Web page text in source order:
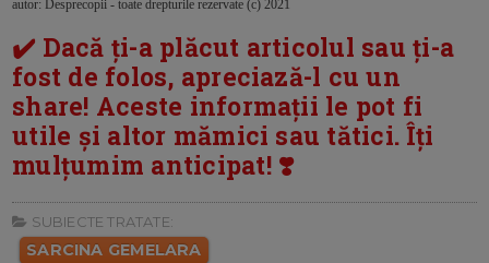
autor: Desprecopii - toate drepturile rezervate (c) 2021
✔️ Dacă ți-a plăcut articolul sau ți-a
fost de folos, apreciază-l cu un
share! Aceste informații le pot fi
utile și altor mămici sau tătici. Îți
mulțumim anticipat! ❣️
SUBIECTE TRATATE:
SARCINA GEMELARA